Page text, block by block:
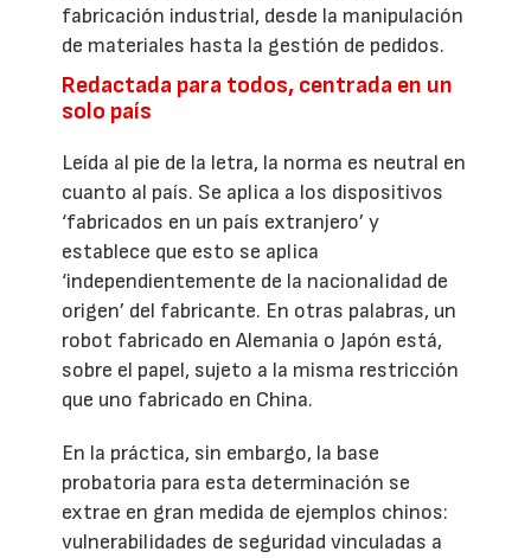
fabricación industrial, desde la manipulación
de materiales hasta la gestión de pedidos.
Redactada para todos, centrada en un
solo país
Leída al pie de la letra, la norma es neutral en
cuanto al país. Se aplica a los dispositivos
‘fabricados en un país extranjero’ y
establece que esto se aplica
‘independientemente de la nacionalidad de
origen’ del fabricante. En otras palabras, un
robot fabricado en Alemania o Japón está,
sobre el papel, sujeto a la misma restricción
que uno fabricado en China.
En la práctica, sin embargo, la base
probatoria para esta determinación se
extrae en gran medida de ejemplos chinos:
vulnerabilidades de seguridad vinculadas a